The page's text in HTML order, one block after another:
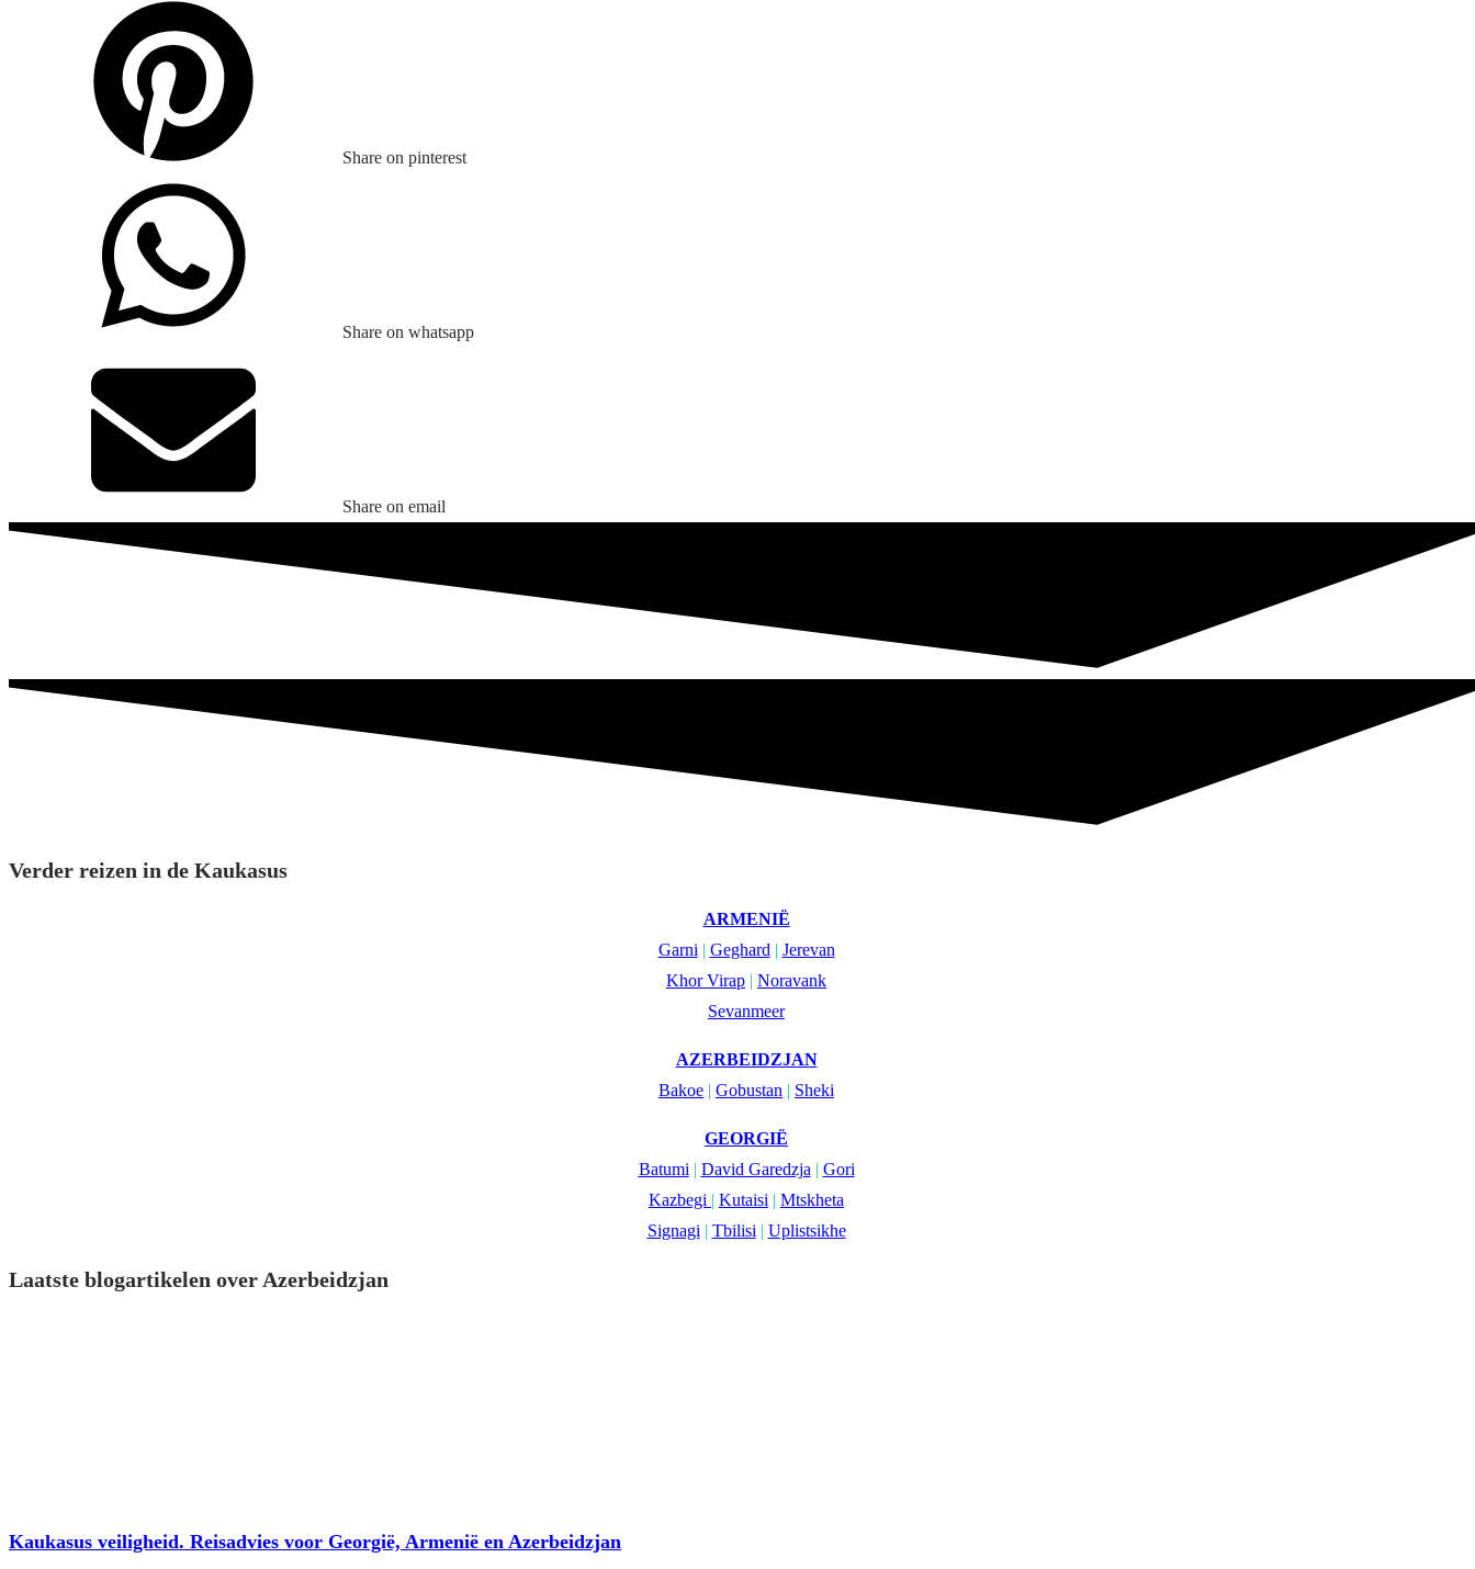
Share on pinterest
Share on whatsapp
Share on email
Verder reizen in de Kaukasus
ARMENIË
Garni | Geghard | Jerevan
Khor Virap | Noravank
Sevanmeer
AZERBEIDZJAN
Bakoe | Gobustan | Sheki
GEORGIË
Batumi | David Garedzja | Gori
Kazbegi | Kutaisi | Mtskheta
Signagi | Tbilisi | Uplistsikhe
Laatste blogartikelen over Azerbeidzjan
Kaukasus veiligheid. Reisadvies voor Georgië, Armenië en Azerbeidzjan